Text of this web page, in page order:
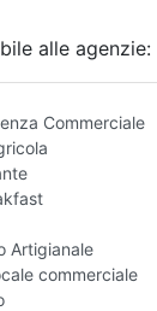
Commerciale
Artigianale
commerciale
alle agenzie: